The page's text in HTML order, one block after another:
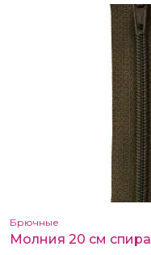
Брючные